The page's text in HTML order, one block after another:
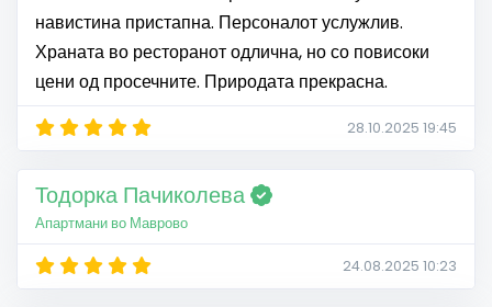
навистина пристапна. Персоналот услужлив.
Храната во ресторанот одлична, но со повисоки
цени од просечните. Природата прекрасна.
28.10.2025 19:45
Тодорка Пачиколева
Апартмани во Маврово
24.08.2025 10:23